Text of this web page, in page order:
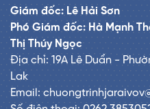
Giám đốc: Lê Hải Sơn
Phó Giám đốc: Hà Mạnh
Thị Thúy Ngọc
Địa chỉ: 19A Lê Duẩn -
Lak
Email: